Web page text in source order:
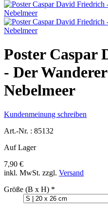
Poster Caspar
- Der
Nebelmeer
Kundenmeinung schreiben
Art.-Nr. : 85132
Auf Lager
7,90 €
inkl. MwSt. zzgl. Versand
Größe (B x H) *